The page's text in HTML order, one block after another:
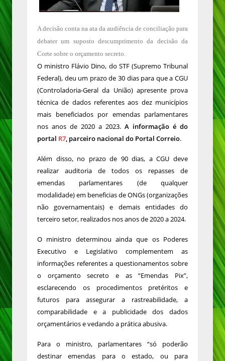
A decisão conta na ata da audiência de conciliação para
debater um suposto descumprimento da decisão da
Corte sobre o orçamento secreto.
O ministro Flávio Dino, do STF (Supremo Tribunal
Federal), deu um prazo de 30 dias para que a CGU
(Controladoria-Geral da União) apresente prova
técnica de dados referentes aos dez municípios
mais beneficiados por emendas parlamentares
nos anos de 2020 a 2023. A informação é do
portal R7 , parceiro nacional do Portal Correio.
Além disso, no prazo de 90 dias, a CGU deve
realizar auditoria de todos os repasses de
emendas parlamentares (de qualquer
modalidade) em beneficias de ONGs (organizações
não governamentais) e demais entidades do
terceiro setor, realizados nos anos de 2020 a 2024.
O ministro determinou ainda que os Poderes
Executivo e Legislativo complementem as
informações referentes a questionamentos sobre
o orçamento secreto e as “Emendas Pix”,
esclarecendo os procedimentos pretéritos e
futuros para assegurar a rastreabilidade, a
comparabilidade e a publicidade dos dados
orçamentários e vedando a prática abusiva.
Para o ministro, parlamentares “só poderão
destinar emendas para o estado, ou para